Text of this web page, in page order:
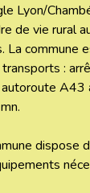
Lyon/
de vie rural
La commune
:
autoroute
dispose